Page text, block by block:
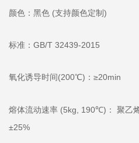
颜色：黑色 (支持颜色定制)
标准：GB/T 32439-2015
氧化诱导时间(200℃)：≥20min
熔体流动速率 (5kg, 190℃)： 聚乙
±25%